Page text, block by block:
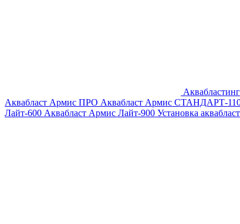
Аквабластинг
Аквабласт Армис ПРО Аквабласт Армис СТАНДАРТ-
Лайт-600 Аквабласт Армис Лайт-900 Установка